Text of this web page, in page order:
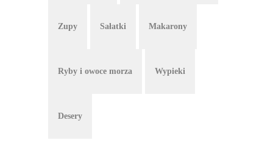
Zupy Sałatki Makarony
Ryby i owoce morza Wypieki
Desery